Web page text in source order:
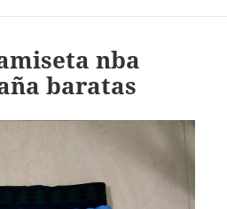
nba
baratas